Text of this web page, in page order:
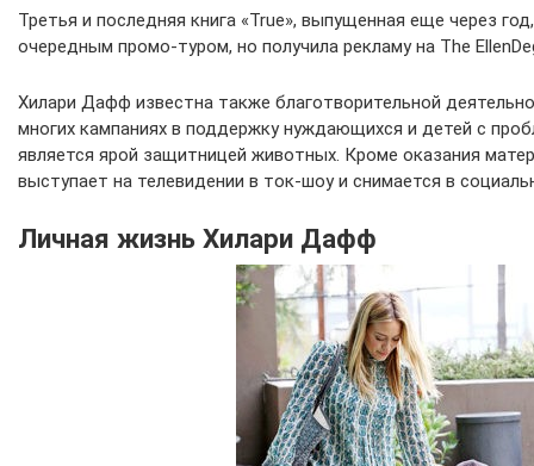
Третья и последняя книга «True», выпущенная еще через
очередным промо-туром, но получила рекламу на The
Хилари Дафф известна также благотворительной
многих кампаниях в поддержку нуждающихся и детей с
является ярой защитницей животных. Кроме оказания
выступает на телевидении в ток-шоу и снимается в
Личная жизнь Хилари Дафф